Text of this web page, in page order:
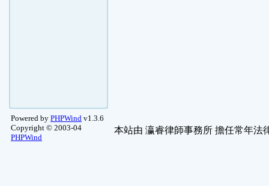
Powered by PHPWind v1.3.6
Copyright © 2003-04
PHPWind
本站由 瀛睿律師事務所 擔任常年法